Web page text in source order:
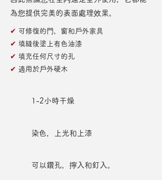
為您提供完美的表面處理效果。
✔ 可修復的門，窗和戶外家具
✔ 填縫後塗上有色油漆
✔ 填充任何尺寸的孔
✔ 適用於戶外硬木
1-2小時干燥
染色，上光和上漆
可以鑽孔，擰入和釘入。